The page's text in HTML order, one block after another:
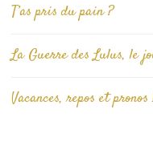
T’as pris du pain ?
La Guerre des Lulus, le
Vacances, repos et pronos